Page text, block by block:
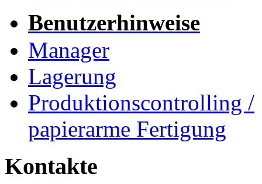
Benutzerhinweise
Manager
Lagerung
Produktionscontrolling /
papierarme Fertigung
Kontakte